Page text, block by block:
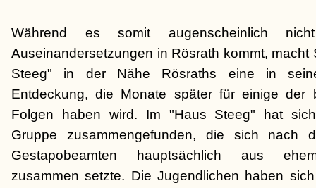
Während es somit augenscheinlich
Auseinandersetzungen in Rösrath kommt, macht
Steeg" in der Nähe Rösraths eine in
Entdeckung, die Monate später für einige der
Folgen haben wird. Im "Haus Steeg" hat
Gruppe zusammengefunden, die sich nach
Gestapobeamten hauptsächlich aus
zusammen setzte. Die Jugendlichen haben